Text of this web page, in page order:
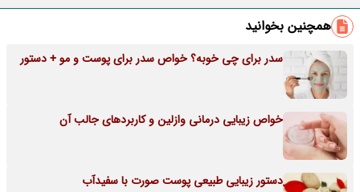
همچنین بخوانید
سدر برای چی خوبه؟ خواص سدر برای پوست و مو + دستور
خواص زیبایی درمانی وازلین و کاربردهای جالب آن
دستور زیبایی طبیعی پوست صورت با سفیدآب